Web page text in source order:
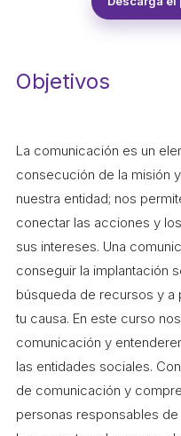
Objetivos
La comunicación es un
consecución de la misión
nuestra entidad; nos
conectar las acciones y
sus intereses. Una
conseguir la implantación
búsqueda de recursos y a
tu causa. En este curso
comunicación y
las entidades sociales.
de comunicación y
personas responsables
ACCIÓ
SUPORT
CONEIX
La Fundació
L'equip